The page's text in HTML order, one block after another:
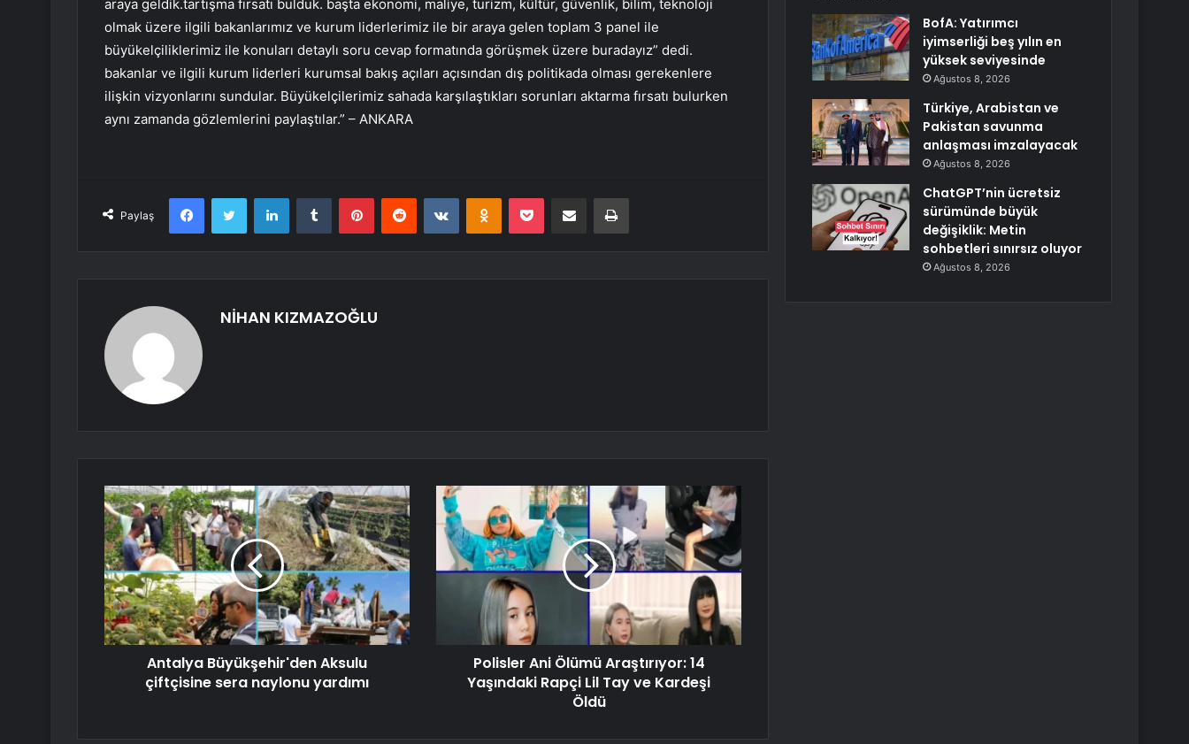
araya geldik.tartışma fırsatı bulduk. başta ekonomi, maliye, turizm, kültür, güvenlik, bilim, teknoloji
olmak üzere ilgili bakanlarımız ve kurum liderlerimiz ile bir araya gelen toplam 3 panel ile
büyükelçiliklerimiz ile konuları detaylı soru cevap formatında görüşmek üzere buradayız” dedi.
bakanlar ve ilgili kurum liderleri kurumsal bakış açıları açısından dış politikada olması gerekenlere
ilişkin vizyonlarını sundular. Büyükelçilerimiz sahada karşılaştıkları sorunları aktarma fırsatı bulurken
aynı zamanda gözlemlerini paylaştılar.” – ANKARA
Paylaş
FacebookTwitter LinkedInTumblr PinterestReddit VKontakteOdnoklassniki
Pocket E-Posta ile paylaş Yazdır
NİHAN KIZMAZOĞLU
Antalya Büyükşehir'den Aksulu
çiftçisine sera naylonu yardımı
Polisler Ani Ölümü Araştırıyor: 14
Yaşındaki Rapçi Lil Tay ve Kardeşi
Öldü
BofA: Yatırımcı
iyimserliği beş yılın en
yüksek seviyesinde
Ağustos 8, 2026
Türkiye, Arabistan ve
Pakistan savunma
anlaşması imzalayacak
Ağustos 8, 2026
ChatGPT’nin ücretsiz
sürümünde büyük
değişiklik: Metin
sohbetleri sınırsız oluyor
Ağustos 8, 2026